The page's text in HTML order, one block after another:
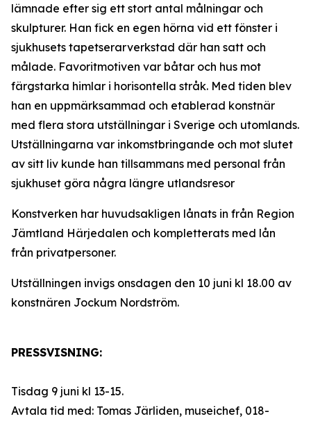
lämnade efter sig ett stort antal målningar och
skulpturer. Han fick en egen hörna vid ett fönster i
sjukhusets tapetserarverkstad där han satt och
målade. Favoritmotiven var båtar och hus mot
färgstarka himlar i horisontella stråk. Med tiden blev
han en uppmärksammad och etablerad konstnär
med flera stora utställningar i Sverige och utomlands.
Utställningarna var inkomstbringande och mot slutet
av sitt liv kunde han tillsammans med personal från
sjukhuset göra några längre utlandsresor
Konstverken har huvudsakligen lånats in från Region
Jämtland Härjedalen och kompletterats med lån
från privatpersoner.
Utställningen invigs onsdagen den 10 juni kl 18.00 av
konstnären Jockum Nordström.
PRESSVISNING:
Tisdag 9 juni kl 13-15.
Avtala tid med: Tomas Järliden, museichef, 018-